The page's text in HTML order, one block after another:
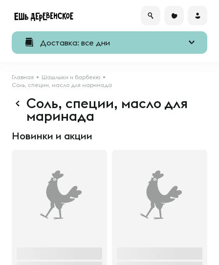
Доставка: все дни
Главная
Шашлыки и барбекю
Соль, специи, масло для маринада
Соль, специи, масло для
маринада
Новинки и акции